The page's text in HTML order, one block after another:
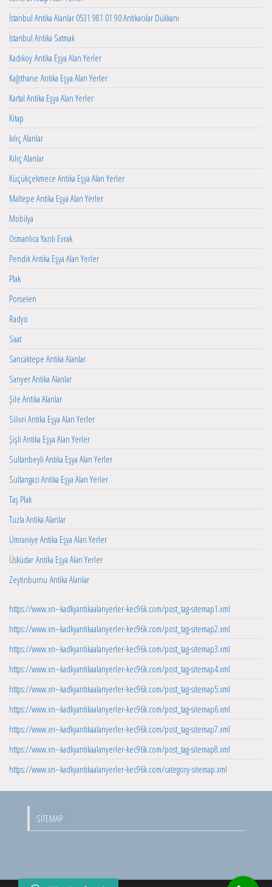
İstanbul Antika Alanlar 0531 981 01 90 Antikacılar Dükkanı
İstanbul Antika Satmak
Kadıköy Antika Eşya Alan Yerler
Kağıthane Antika Eşya Alan Yerler
Kartal Antika Eşya Alan Yerler
Kitap
kılıç Alanlar
Kılıç Alanlar
Küçükçekmece Antika Eşya Alan Yerler
Maltepe Antika Eşya Alan Yerler
Mobilya
Osmanlıca Yazılı Evrak
Pendik Antika Eşya Alan Yerler
Plak
Porselen
Radyo
Saat
Sancaktepe Antika Alanlar
Sarıyer Antika Alanlar
Şile Antika Alanlar
Silivri Antika Eşya Alan Yerler
Şişli Antika Eşya Alan Yerler
Sultanbeyli Antika Eşya Alan Yerler
Sultangazi Antika Eşya Alan Yerler
Taş Plak
Tuzla Antika Alanlar
Ümraniye Antika Eşya Alan Yerler
Üsküdar Antika Eşya Alan Yerler
Zeytinburnu Antika Alanlar
https://www.xn--kadkyantikaalanyerler-kec96k.com/post_tag-sitemap1.xml
https://www.xn--kadkyantikaalanyerler-kec96k.com/post_tag-sitemap2.xml
https://www.xn--kadkyantikaalanyerler-kec96k.com/post_tag-sitemap3.xml
https://www.xn--kadkyantikaalanyerler-kec96k.com/post_tag-sitemap4.xml
https://www.xn--kadkyantikaalanyerler-kec96k.com/post_tag-sitemap5.xml
https://www.xn--kadkyantikaalanyerler-kec96k.com/post_tag-sitemap6.xml
https://www.xn--kadkyantikaalanyerler-kec96k.com/post_tag-sitemap7.xml
https://www.xn--kadkyantikaalanyerler-kec96k.com/post_tag-sitemap8.xml
https://www.xn--kadkyantikaalanyerler-kec96k.com/category-sitemap.xml
SITEMAP